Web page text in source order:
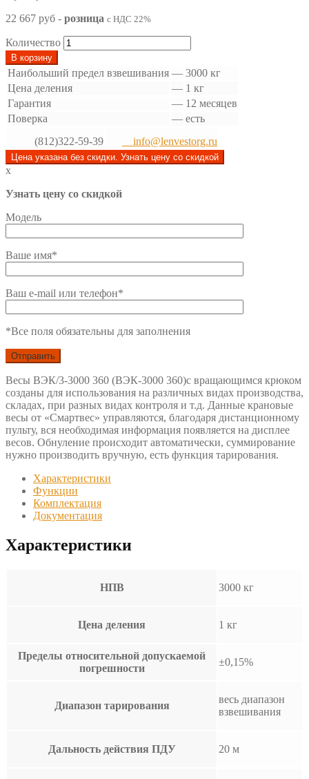
22 667 руб - розница с НДС 22%
Количество
В корзину
Наибольший предел взвешивания — 3000 кг
Цена деления
— 1 кг
Гарантия
— 12 месяцев
Поверка
— есть
(812)322-59-39
info@lenvestorg.ru
Цена указана без скидки. Узнать цену со скидкой
x
Узнать цену со скидкой
Модель
Ваше имя*
Ваш e-mail или телефон*
*Все поля обязательны для заполнения
Весы ВЭК/3-3000 360 (ВЭК-3000 360)с вращающимся крюком
созданы для использования на различных видах производства,
складах, при разных видах контроля и т.д. Данные крановые
весы от «Смартвес» управляются, благодаря дистанционному
пульту, вся необходимая информация появляется на дисплее
весов. Обнуление происходит автоматически, суммирование
нужно производить вручную, есть функция тарирования.
Характеристики
Функции
Комплектация
Документация
Характеристики
НПВ 3000 кг
Цена деления 1 кг
Пределы относительной допускаемой
погрешности
±0,15%
Диапазон тарирования
весь диапазон
взвешивания
Дальность действия ПДУ 20 м